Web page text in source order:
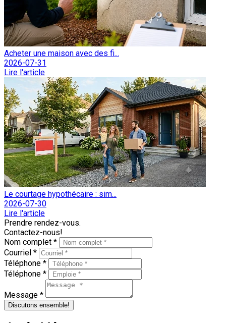
Acheter une maison avec des fi...
2026-07-31
Lire l'article
Le courtage hypothécaire : sim...
2026-07-30
Lire l'article
Prendre rendez-vous.
Contactez-nous!
Nom complet *
Courriel *
Téléphone *
Téléphone *
Message *
Discutons ensemble!